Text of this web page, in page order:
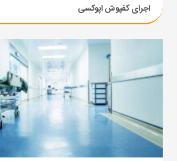
اجرای کفپوش اپوکسی